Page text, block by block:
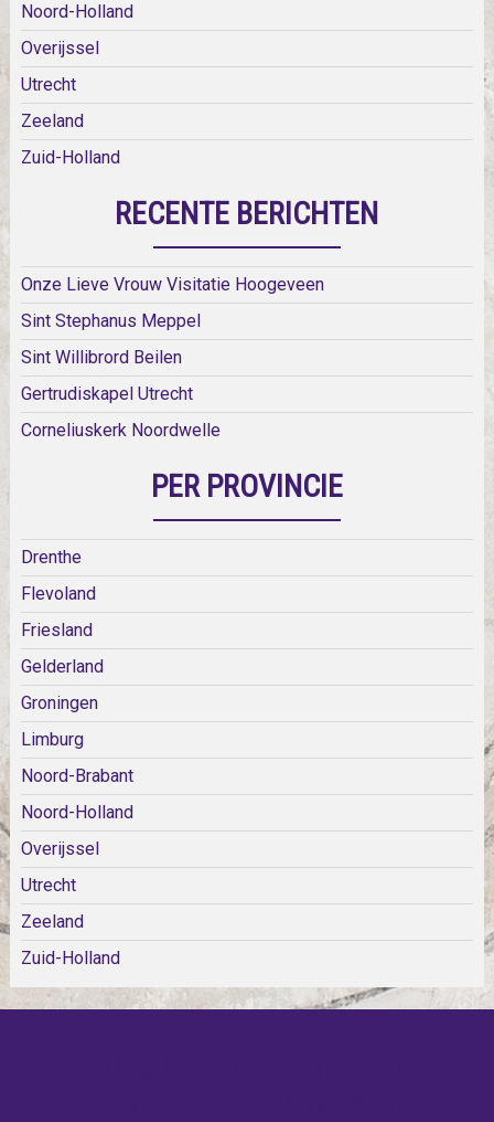
Noord-Holland
Overijssel
Utrecht
Zeeland
Zuid-Holland
RECENTE BERICHTEN
Onze Lieve Vrouw Visitatie Hoogeveen
Sint Stephanus Meppel
Sint Willibrord Beilen
Gertrudiskapel Utrecht
Corneliuskerk Noordwelle
PER PROVINCIE
Drenthe
Flevoland
Friesland
Gelderland
Groningen
Limburg
Noord-Brabant
Noord-Holland
Overijssel
Utrecht
Zeeland
Zuid-Holland